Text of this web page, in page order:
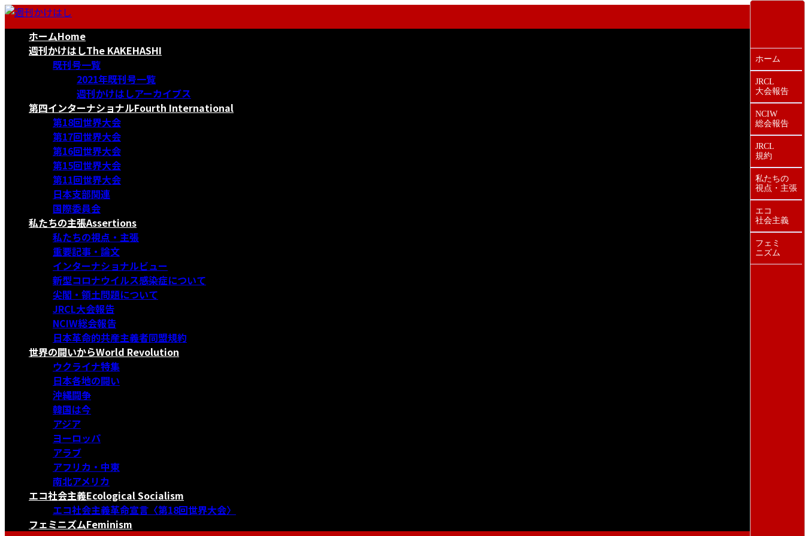
コ
ナ
ホームHome
週刊かけはしThe KAKEHASHI
既刊号一覧
2021年既刊号一覧
週刊かけはしアーカイブス
第四インターナショナルFourth International
第18回世界大会
第17回世界大会
第16回世界大会
第15回世界大会
第11回世界大会
日本支部関連
国際委員会
私たちの主張Assertions
私たちの視点・主張
重要記事・論文
インターナショナルビュー
新型コロナウイルス感染症について
尖閣・領土問題について
JRCL大会報告
NCIW総会報告
日本革命的共産主義者同盟規約
世界の闘いからWorld Revolution
ウクライナ特集
日本各地の闘い
沖縄闘争
韓国は今
アジア
ヨーロッパ
アラブ
アフリカ・中東
南北アメリカ
エコ社会主義Ecological Socialism
エコ社会主義革命宣言〈第18回世界大会〉
フェミニズムFeminism
ホーム
JRCL
大会報告
NCIW
総会報告
JRCL
規約
私たちの
視点・主張
エコ
社会主義
フェミ
ニズム